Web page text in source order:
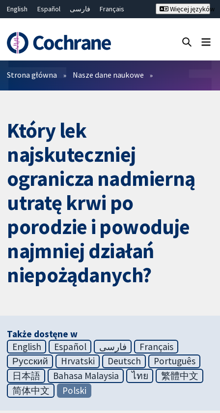
English Español فارسی
Français
Bahasa Malaysia
ไทย
繁體中文
简体中文
Więcej języków
Filtry
Strona główna Nasze dane naukowe
Który lek
najskuteczniej
ogranicza nadmierną
utratę krwi po
porodzie i powoduje
najmniej działań
niepożądanych?
Także dostęne w
English
Español فارسی
Français
Русский
Hrvatski Deutsch
Português
日本語
Bahasa Malaysia ไทย
繁體中文
简体中文
Polski